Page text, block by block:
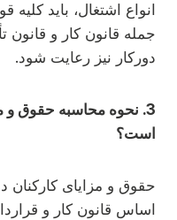
انواع اشتغال، باید
جمله قانون کار و قانون
دورکار نیز رعایت شود.
3. نحوه محاسبه حقوق و
است؟
حقوق و مزایای کارکنان
اساس قانون کار و